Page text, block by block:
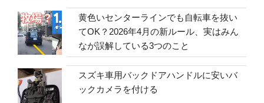
黄色いセンターラインでも自転車を抜い
てOK？2026年4月の新ルール、実はみん
なが誤解している3つのこと
スズキ車用バックドアハンドルに安いバ
ックカメラを付ける